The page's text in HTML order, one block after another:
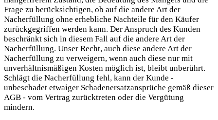
Frage zu berücksichtigen, ob auf die andere Art der
Nacherfüllung ohne erhebliche Nachteile für den Käufer
zurückgegriffen werden kann. Der Anspruch des Kunden
beschränkt sich in diesem Fall auf die andere Art der
Nacherfüllung. Unser Recht, auch diese andere Art der
Nacherfüllung zu verweigern, wenn auch diese nur mit
unverhältnismäßigen Kosten möglich ist, bleibt unberührt.
Schlägt die Nacherfüllung fehl, kann der Kunde -
unbeschadet etwaiger Schadenersatzansprüche gemäß dieser
AGB - vom Vertrag zurücktreten oder die Vergütung
mindern.